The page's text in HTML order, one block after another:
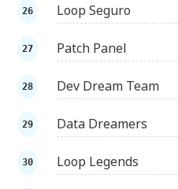
Loop Seguro
Patch Panel
Dev Dream Team
Data Dreamers
Loop Legends